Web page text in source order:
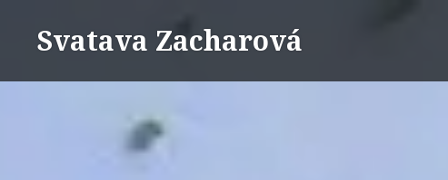
webu
Svatava Zacharová